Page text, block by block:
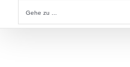
Gehe zu ...